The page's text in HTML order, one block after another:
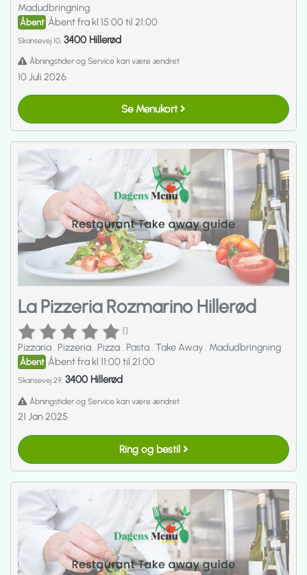
Madudbringning
Åbent Åbent fra kl 15:00 til 21:00
Skansevej 10, 3400 Hillerød
Åbningstider og Service kan være ændret
10 Juli 2026
Se Menukort
La Pizzeria Rozmarino Hillerød
[]
Pizzaria. Pizzeria. Pizza. Pasta. Take Away. Madudbringning
Åbent Åbent fra kl 11:00 til 21:00
Skansevej 29, 3400 Hillerød
Åbningstider og Service kan være ændret
21 Jan 2025
Ring og bestil